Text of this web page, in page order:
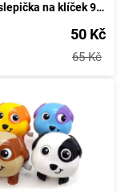
Plyšové slepička na klíček 9 cm
50 Kč
65 Kč